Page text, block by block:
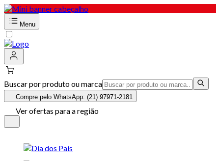
Menu
Buscar por produto ou marca
Compre pelo WhatsApp: (21) 97971-2181
Ver ofertas para a região